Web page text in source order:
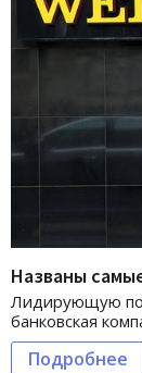
Названы
Лидирующую
банковская
Подробнее